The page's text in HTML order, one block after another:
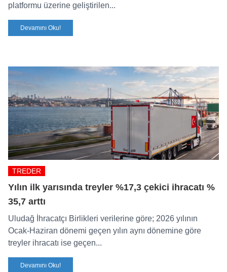
platformu üzerine geliştirilen...
Devamını Oku!
TREDER
Yılın ilk yarısında treyler %17,3 çekici ihracatı %
35,7 arttı
Uludağ İhracatçı Birlikleri verilerine göre; 2026 yılının
Ocak-Haziran dönemi geçen yılın aynı dönemine göre
treyler ihracatı ise geçen...
Devamını Oku!